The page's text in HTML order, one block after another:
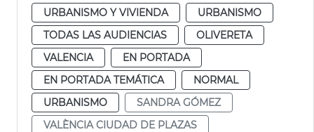
URBANISMO Y VIVIENDA
URBANISMO
TODAS LAS AUDIENCIAS
OLIVERETA
VALENCIA
EN PORTADA
EN PORTADA TEMÁTICA
NORMAL
URBANISMO
SANDRA GÓMEZ
VALÈNCIA CIUDAD DE PLAZAS